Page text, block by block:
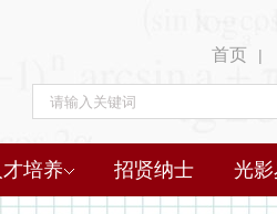
首页 |
才培养 招贤纳士 光影